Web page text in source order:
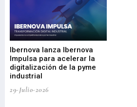
Ibernova lanza Ibernova
Impulsa para acelerar la
digitalización de la pyme
industrial
29-Julio-2026